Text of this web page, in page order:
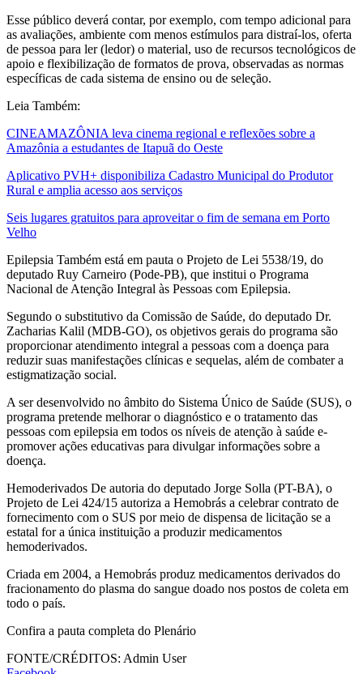
Esse público deverá contar, por exemplo, com tempo adicional para
as avaliações, ambiente com menos estímulos para distraí-los, oferta
de pessoa para ler (ledor) o material, uso de recursos tecnológicos de
apoio e flexibilização de formatos de prova, observadas as normas
específicas de cada sistema de ensino ou de seleção.
Leia Também:
CINEAMAZÔNIA leva cinema regional e reflexões sobre a
Amazônia a estudantes de Itapuã do Oeste
Aplicativo PVH+ disponibiliza Cadastro Municipal do Produtor
Rural e amplia acesso aos serviços
Seis lugares gratuitos para aproveitar o fim de semana em Porto
Velho
Epilepsia Também está em pauta o Projeto de Lei 5538/19, do
deputado Ruy Carneiro (Pode-PB), que institui o Programa
Nacional de Atenção Integral às Pessoas com Epilepsia.
Segundo o substitutivo da Comissão de Saúde, do deputado Dr.
Zacharias Kalil (MDB-GO), os objetivos gerais do programa são
proporcionar atendimento integral a pessoas com a doença para
reduzir suas manifestações clínicas e sequelas, além de combater a
estigmatização social.
A ser desenvolvido no âmbito do Sistema Único de Saúde (SUS), o
programa pretende melhorar o diagnóstico e o tratamento das
pessoas com epilepsia em todos os níveis de atenção à saúde e-
promover ações educativas para divulgar informações sobre a
doença.
Hemoderivados De autoria do deputado Jorge Solla (PT-BA), o
Projeto de Lei 424/15 autoriza a Hemobrás a celebrar contrato de
fornecimento com o SUS por meio de dispensa de licitação se a
estatal for a única instituição a produzir medicamentos
hemoderivados.
Criada em 2004, a Hemobrás produz medicamentos derivados do
fracionamento do plasma do sangue doado nos postos de coleta em
todo o país.
Confira a pauta completa do Plenário
FONTE/CRÉDITOS: Admin User